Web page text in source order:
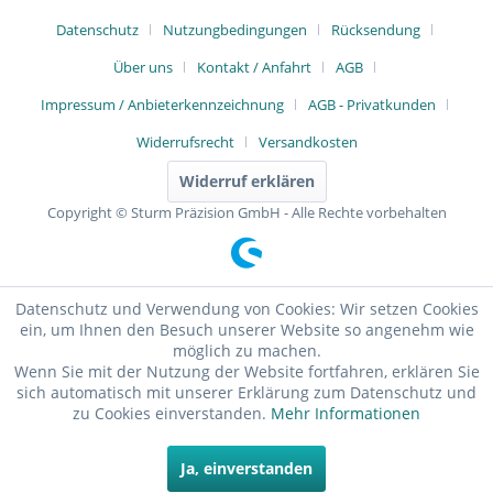
Datenschutz Nutzungbedingungen
Rücksendung
Über uns
Kontakt / Anfahrt
AGB
Impressum / Anbieterkennzeichnung
AGB - Privatkunden
Widerrufsrecht
Versandkosten
Widerruf erklären
Copyright © Sturm Präzision GmbH - Alle Rechte vorbehalten
Datenschutz und Verwendung von Cookies: Wir setzen Cookies
ein, um Ihnen den Besuch unserer Website so angenehm wie
möglich zu machen.
Wenn Sie mit der Nutzung der Website fortfahren, erklären Sie
sich automatisch mit unserer Erklärung zum Datenschutz und
zu Cookies einverstanden. Mehr Informationen
Ja, einverstanden